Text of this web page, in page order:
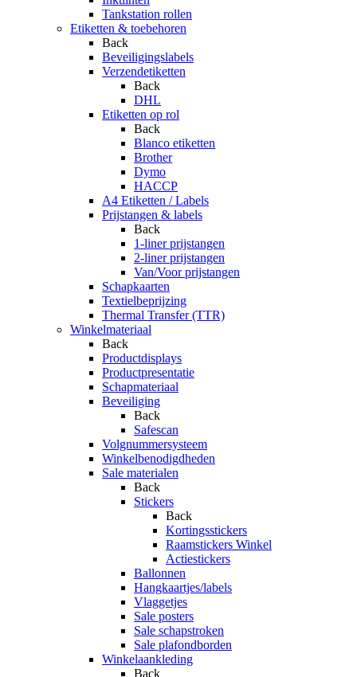
Tankstation rollen
Etiketten & toebehoren
Back
Beveiligingslabels
Verzendetiketten
Back
DHL
Etiketten op rol
Back
Blanco etiketten
Brother
Dymo
HACCP
A4 Etiketten / Labels
Prijstangen & labels
Back
1-liner prijstangen
2-liner prijstangen
Van/Voor prijstangen
Schapkaarten
Textielbeprijzing
Thermal Transfer (TTR)
Winkelmateriaal
Back
Productdisplays
Productpresentatie
Schapmateriaal
Beveiliging
Back
Safescan
Volgnummersysteem
Winkelbenodigdheden
Sale materialen
Back
Stickers
Back
Kortingsstickers
Raamstickers Winkel
Actiestickers
Ballonnen
Hangkaartjes/labels
Vlaggetjes
Sale posters
Sale schapstroken
Sale plafondborden
Winkelaankleding
Back